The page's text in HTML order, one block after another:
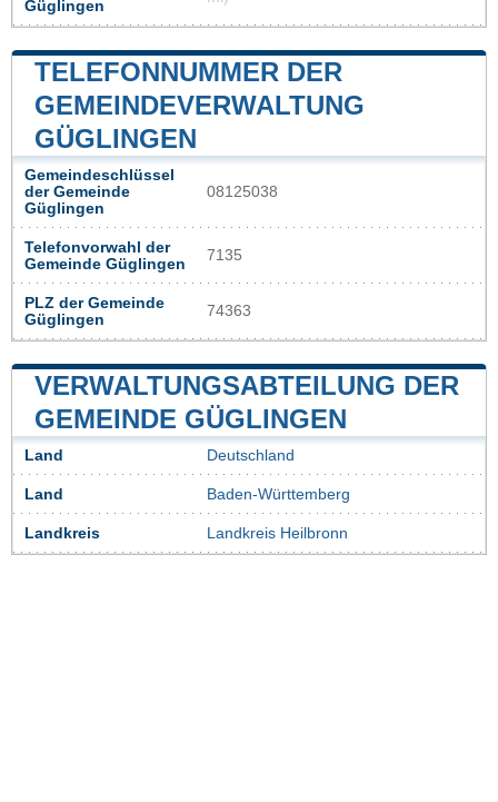
Güglingen
TELEFONNUMMER DER
GEMEINDEVERWALTUNG
GÜGLINGEN
Gemeindeschlüssel
der Gemeinde
Güglingen
08125038
Telefonvorwahl der
Gemeinde Güglingen
7135
PLZ der Gemeinde
Güglingen
74363
VERWALTUNGSABTEILUNG DER
GEMEINDE GÜGLINGEN
Land Deutschland
Land Baden-Württemberg
Landkreis Landkreis Heilbronn